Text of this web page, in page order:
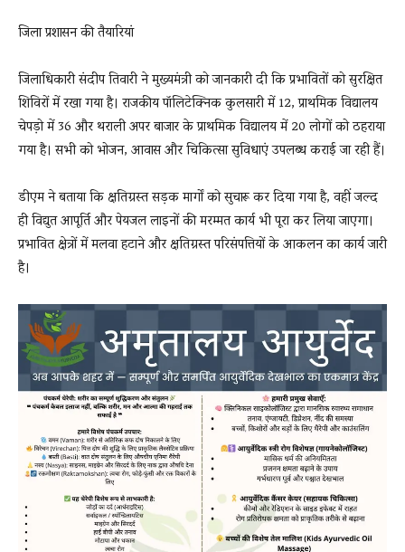
जिला प्रशासन की तैयारियां
जिलाधिकारी संदीप तिवारी ने मुख्यमंत्री को जानकारी दी कि प्रभावितों को सुरक्षित
शिविरों में रखा गया है। राजकीय पॉलिटेक्निक कुलसारी में 12, प्राथमिक विद्यालय
चेपड़ो में 36 और थराली अपर बाजार के प्राथमिक विद्यालय में 20 लोगों को ठहराया
गया है। सभी को भोजन, आवास और चिकित्सा सुविधाएं उपलब्ध कराई जा रही हैं।
डीएम ने बताया कि क्षतिग्रस्त सड़क मार्गों को सुचारू कर दिया गया है, वहीं जल्द
ही विद्युत आपूर्ति और पेयजल लाइनों की मरम्मत कार्य भी पूरा कर लिया जाएगा।
प्रभावित क्षेत्रों में मलवा हटाने और क्षतिग्रस्त परिसंपत्तियों के आकलन का कार्य जारी
है।